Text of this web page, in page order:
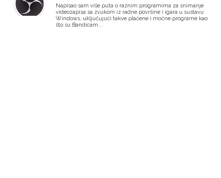
Napisao sam više puta o raznim programima za snimanje
videozapisa sa zvukom iz radne površine i igara u sustavu
Windows, uključujući takve plaćene i moćne programe kao
što su Bandicam...